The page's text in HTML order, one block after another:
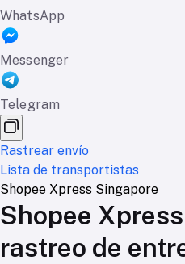
WhatsApp
Messenger
Telegram
Rastrear envío
Lista de transportistas
Shopee Xpress Singapore
Shopee
rastreo de